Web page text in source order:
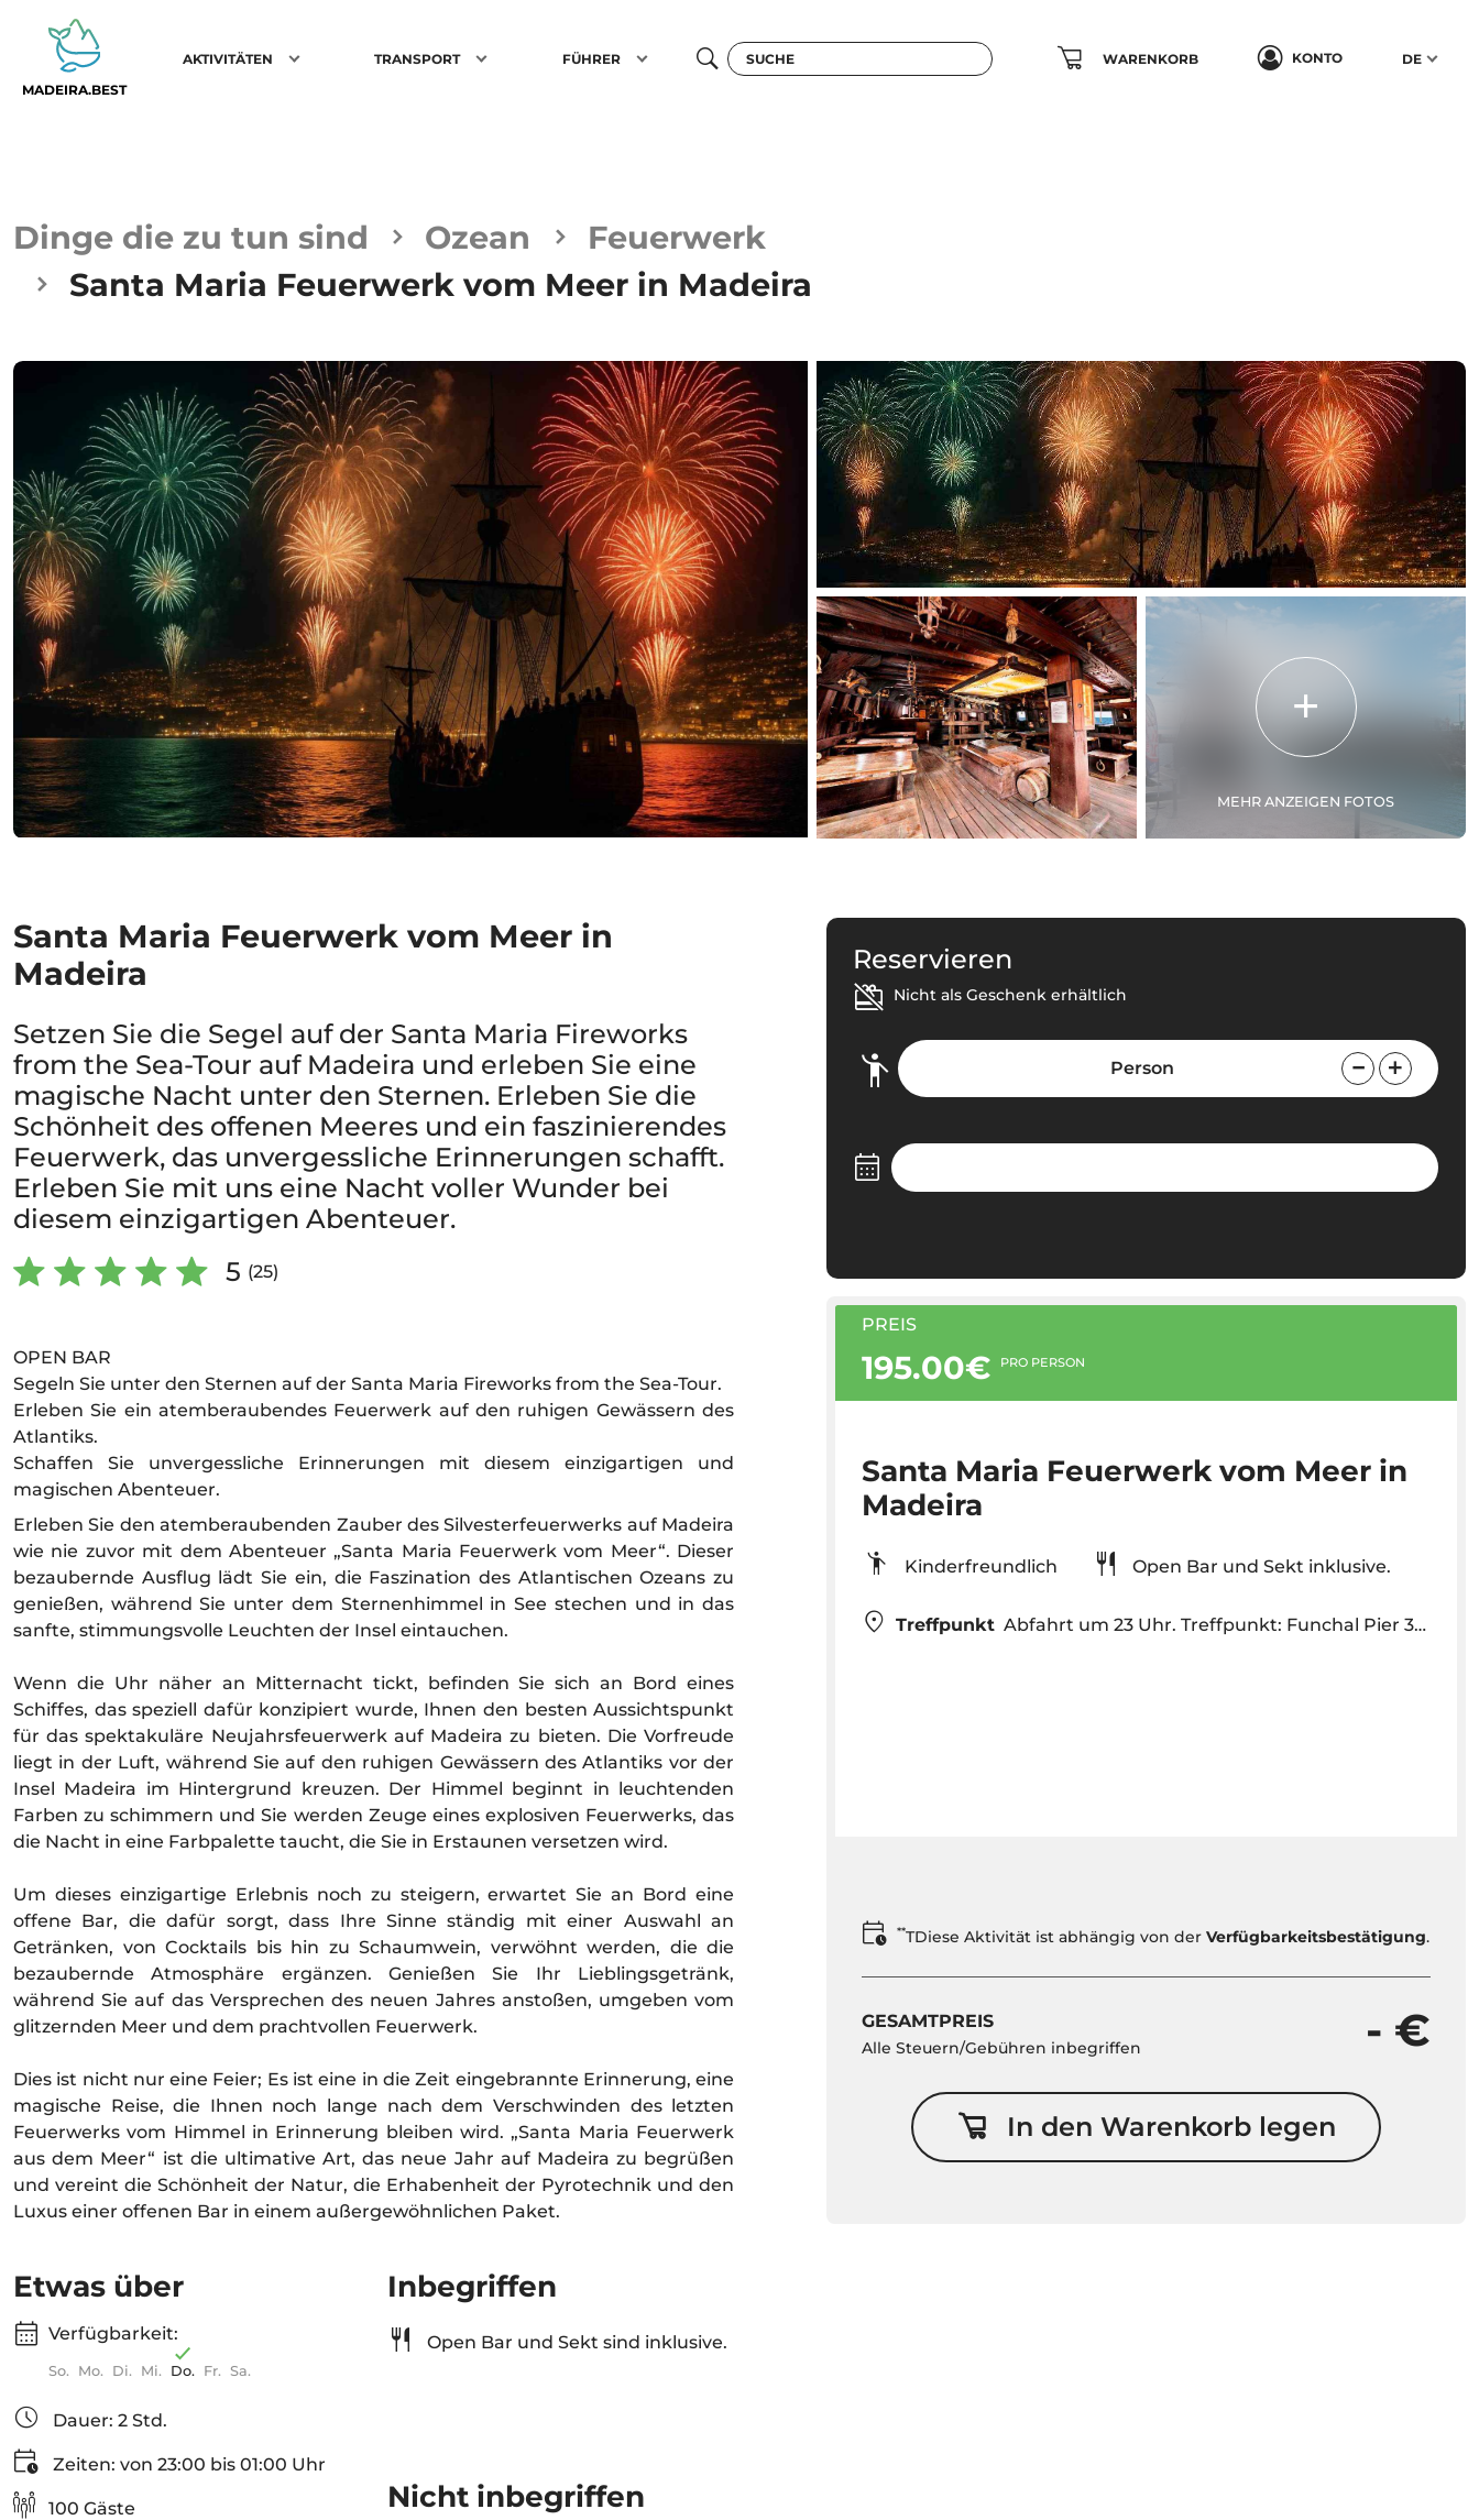
MADEIRA.BEST
AKTIVITÄTEN TRANSPORT FÜHRER WARENKORB KONTO DE
Dinge die zu tun sind Ozean
Feuerwerk
Santa Maria Feuerwerk vom Meer in Madeira
MEHR ANZEIGEN FOTOS
Santa Maria Feuerwerk vom Meer in
Madeira
Setzen Sie die Segel auf der Santa Maria Fireworks
from the Sea-Tour auf Madeira und erleben Sie eine
magische Nacht unter den Sternen. Erleben Sie die
Schönheit des offenen Meeres und ein faszinierendes
Feuerwerk, das unvergessliche Erinnerungen schafft.
Erleben Sie mit uns eine Nacht voller Wunder bei
diesem einzigartigen Abenteuer.
5 (25)
OPEN BAR
Segeln Sie unter den Sternen auf der Santa Maria Fireworks from the Sea-Tour.
Erleben Sie ein atemberaubendes Feuerwerk auf den ruhigen Gewässern des
Atlantiks.
Schaffen Sie unvergessliche Erinnerungen mit diesem einzigartigen und
magischen Abenteuer.
Erleben Sie den atemberaubenden Zauber des Silvesterfeuerwerks auf Madeira
wie nie zuvor mit dem Abenteuer „Santa Maria Feuerwerk vom Meer“. Dieser
bezaubernde Ausflug lädt Sie ein, die Faszination des Atlantischen Ozeans zu
genießen, während Sie unter dem Sternenhimmel in See stechen und in das
sanfte, stimmungsvolle Leuchten der Insel eintauchen.
Wenn die Uhr näher an Mitternacht tickt, befinden Sie sich an Bord eines
Schiffes, das speziell dafür konzipiert wurde, Ihnen den besten Aussichtspunkt
für das spektakuläre Neujahrsfeuerwerk auf Madeira zu bieten. Die Vorfreude
liegt in der Luft, während Sie auf den ruhigen Gewässern des Atlantiks vor der
Insel Madeira im Hintergrund kreuzen. Der Himmel beginnt in leuchtenden
Farben zu schimmern und Sie werden Zeuge eines explosiven Feuerwerks, das
die Nacht in eine Farbpalette taucht, die Sie in Erstaunen versetzen wird.
Um dieses einzigartige Erlebnis noch zu steigern, erwartet Sie an Bord eine
offene Bar, die dafür sorgt, dass Ihre Sinne ständig mit einer Auswahl an
Getränken, von Cocktails bis hin zu Schaumwein, verwöhnt werden, die die
bezaubernde Atmosphäre ergänzen. Genießen Sie Ihr Lieblingsgetränk,
während Sie auf das Versprechen des neuen Jahres anstoßen, umgeben vom
glitzernden Meer und dem prachtvollen Feuerwerk.
Dies ist nicht nur eine Feier; Es ist eine in die Zeit eingebrannte Erinnerung, eine
magische Reise, die Ihnen noch lange nach dem Verschwinden des letzten
Feuerwerks vom Himmel in Erinnerung bleiben wird. „Santa Maria Feuerwerk
aus dem Meer“ ist die ultimative Art, das neue Jahr auf Madeira zu begrüßen
und vereint die Schönheit der Natur, die Erhabenheit der Pyrotechnik und den
Luxus einer offenen Bar in einem außergewöhnlichen Paket.
Etwas über
Verfügbarkeit:
So. Mo. Di. Mi. Do. Fr. Sa.
Dauer: 2 Std.
Zeiten: von 23:00 bis 01:00 Uhr
100 Gäste
Inbegriffen
Open Bar und Sekt sind inklusive.
Nicht inbegriffen
Reservieren
Nicht als Geschenk erhältlich
Person
PREIS
195.00€ PRO PERSON
Santa Maria Feuerwerk vom Meer in
Madeira
Kinderfreundlich Open Bar und Sekt inklusive.
Treffpunkt Abfahrt um 23 Uhr. Treffpunkt: Funchal Pier 30 Minuten vor Abfahrt am Santa Maria Kiosk
**TDiese Aktivität ist abhängig von derVerfügbarkeitsbestätigung.
GESAMTPREIS
Alle Steuern/Gebühren inbegriffen - €
In den Warenkorb legen